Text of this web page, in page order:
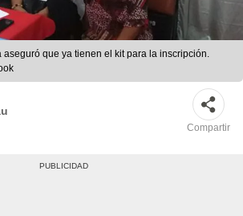
aseguró que ya tienen el kit para la inscripción.
Compartir